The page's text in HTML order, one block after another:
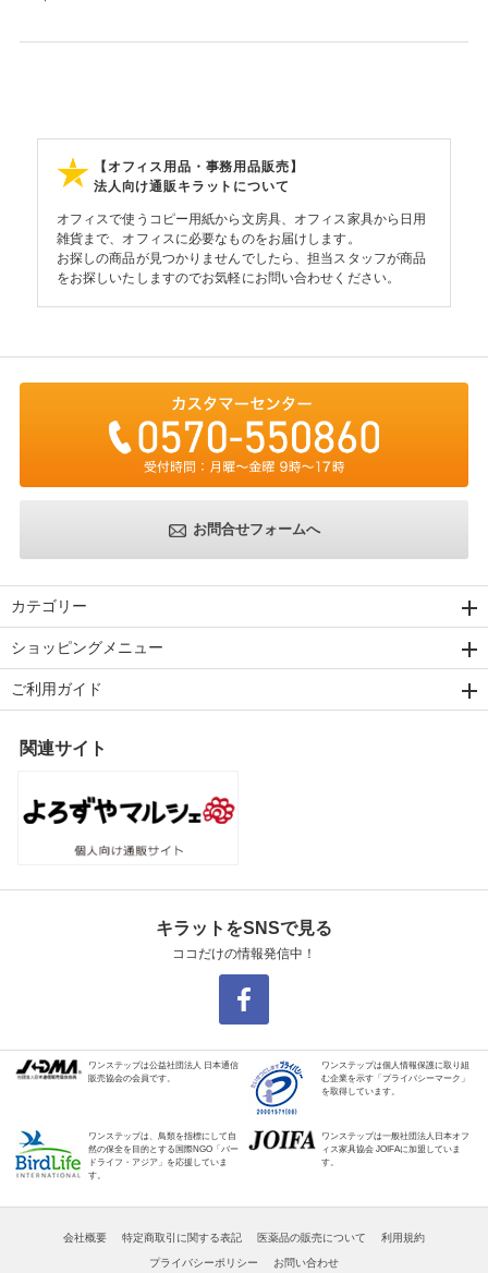
【オフィス用品・事務用品販売】
法人向け通販キラットについて
オフィスで使うコピー用紙から文房具、オフィス家具から日用
雑貨まで、オフィスに必要なものをお届けします。
お探しの商品が見つかりませんでしたら、担当スタッフが商品
をお探しいたしますのでお気軽にお問い合わせください。
お問合せフォームへ
カテゴリー
ショッピングメニュー
ご利用ガイド
関連サイト
キラットをSNSで見る
ココだけの情報発信中！
ワンステップは公益社団法人 日本通信
販売協会の会員です。
ワンステップは個人情報保護に取り組
む企業を示す「プライバシーマーク」
を取得しています。
ワンステップは、鳥類を指標にして自
然の保全を目的とする国際NGO「バー
ドライフ・アジア」を応援していま
す。
ワンステップは一般社団法人日本オフ
ィス家具協会 JOIFAに加盟していま
す。
会社概要 特定商取引に関する表記 医薬品の販売について 利用規約
プライバシーポリシー お問い合わせ